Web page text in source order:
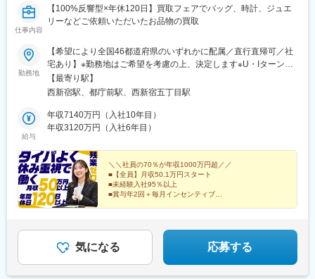
■特徴：
（1）現場を離れずに経営を学べる
一つの病院だけでなく、様々な規模・機能の病院を経験できま
す。
（3）将来の幹部候補育成ポジション
このポジションは「応援要員」ではなく、将来の看護管理者・本
営能力がついた場合、出張の頻度を減らしたり、一定の勤務地で
安定した生活も可能です。
■勤務地／配属候補先：
・宮城県（仙台市、富谷市、白石市）
・茨城県（水戸市）
・群馬県（高崎市、太田市）
・埼玉県（本庄市）
・新潟県（新潟市、燕市）
・富山県（砺波市、高岡市）
仕事内容
【100%反響型×年休120日】買取フェアでバッグ、時計、ジュエ
リーなどご依頼いただいたお品物の買取
勤務地
【希望により全国46都道府県のいずれかに配属／直行直帰可／社
宅あり】※勤務地はご希望を考慮の上、決定します※U・Iターン歓
迎（社宅あり） ※マイカー通勤OK（地域により規定あり。詳細
はお問合せください）◆北海道・東北北海道・青森・岩手・秋
栃木・群馬◆中部山梨・新潟・富山・石川・福井・長野・岐阜・
静岡・愛知・三重◆近畿滋賀・京都・大阪・兵庫・和歌山・奈良
知・徳島◆九州福岡・佐賀・長崎・熊本・大分・宮崎・鹿児島※適
性に応じて直営店舗で経験を積んでいただく場合もあり《出張も
旅行気分で♪》出張先では、チームで現地のグルメを味わったり、
観光地を巡ったり。旅気分でリフレッシュしながら働いていま
す！
【最寄り駅】
西新宿駅、都庁前駅、西新宿五丁目駅
給与
年収7140万円（入社10年目）
年収3120万円（入社6年目）
＼＼社員の70％が年収1000万円超／／
■【全員】月収50.1万円スタート
■未経験入社95％以上
■賞与年2回＋毎月インセンティブ
気になる 応募する